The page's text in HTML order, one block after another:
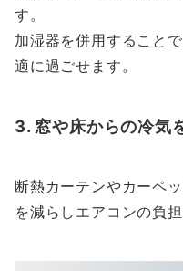
す。
加湿器を併用すること
適に過ごせます。
3. 窓や床からの冷気
断熱カーテンやカーペ
を減らしエアコンの負